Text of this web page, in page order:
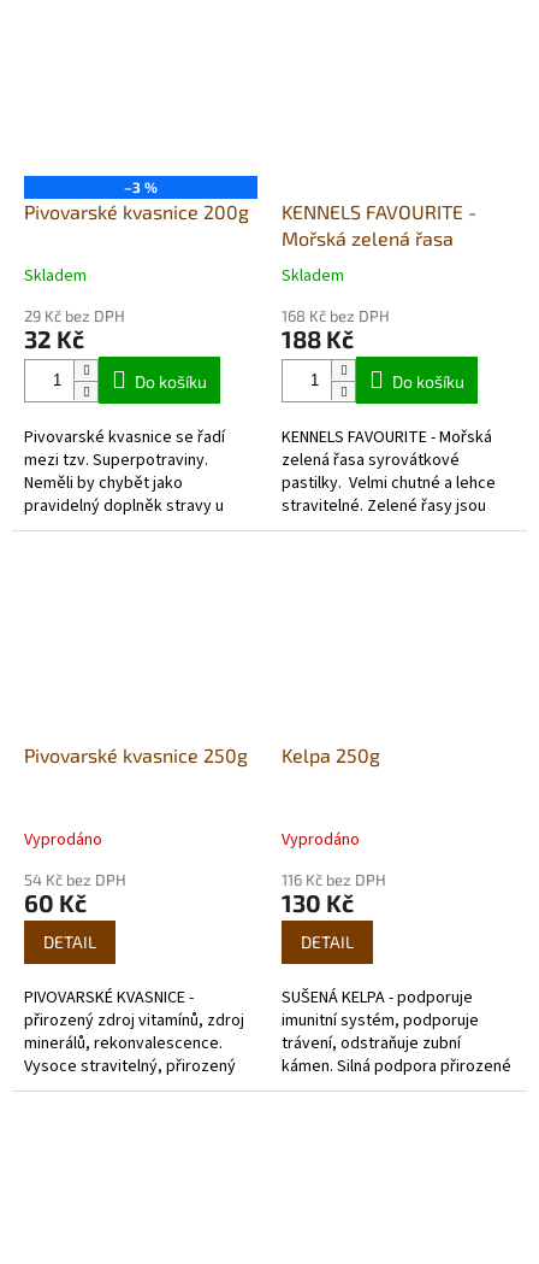
–3 %
Pivovarské kvasnice 200g
Průměrné
produktu
je
hvězdiček.
Skladem
29 Kč bez DPH
32 Kč
Do košíku
Pivovarské kvasnice se řadí
mezi tzv. Superpotraviny.
Neměli by chybět jako
pravidelný doplněk stravy u
žádného psa v zátěži a
KENNELS FAVOURITE -
Mořská zelená řasa
Průměrné
produktu
je
hvězdiček.
Skladem
168 Kč bez DPH
188 Kč
Do košíku
KENNELS FAVOURITE - Mořská
zelená řasa syrovátkové
pastilky. Velmi chutné a lehce
stravitelné. Zelené řasy jsou
bohaté na bílkoviny a proteiny.
Pivovarské kvasnice 250g
Vyprodáno
54 Kč bez DPH
60 Kč
DETAIL
PIVOVARSKÉ KVASNICE -
přirozený zdroj vitamínů, zdroj
minerálů, rekonvalescence.
Vysoce stravitelný, přirozený
zdroj bílkovin, vitamínů a
Kelpa 250g
Vyprodáno
116 Kč bez DPH
130 Kč
DETAIL
SUŠENÁ KELPA - podporuje
imunitní systém, podporuje
trávení, odstraňuje zubní
kámen. Silná podpora přirozené
imunity, antioxidant, podpora